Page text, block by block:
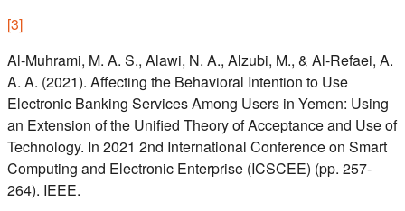
[3]
Al-Muhrami, M. A. S., Alawi, N. A., Alzubi, M., & Al-Refaei, A.
A. A. (2021). Affecting the Behavioral Intention to Use
Electronic Banking Services Among Users in Yemen: Using
an Extension of the Unified Theory of Acceptance and Use of
Technology. In 2021 2nd International Conference on Smart
Computing and Electronic Enterprise (ICSCEE) (pp. 257-
264). IEEE.